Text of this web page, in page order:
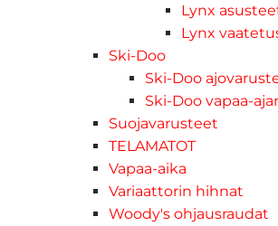
Lynx
Lynx
Ski-Doo
Ski-Doo
Ski-Doo vapaa-
Suojavarusteet
TELAMATOT
Vapaa-aika
Variaattorin hihnat
Woody's ohjausraudat